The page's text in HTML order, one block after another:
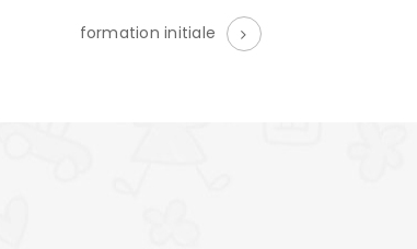
formation initiale